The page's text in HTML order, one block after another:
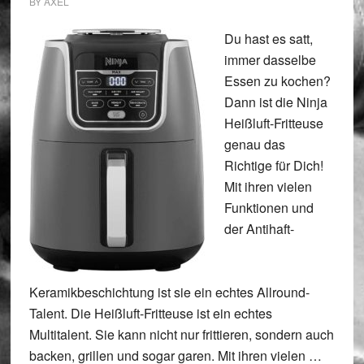
Du hast es satt,
immer dasselbe
Essen zu kochen?
Dann ist die Ninja
Heißluft-Fritteuse
genau das
Richtige für Dich!
Mit ihren vielen
Funktionen und
der Antihaft-
Keramikbeschichtung ist sie ein echtes Allround-
Talent. Die Heißluft-Fritteuse ist ein echtes
Multitalent. Sie kann nicht nur frittieren, sondern auch
backen, grillen und sogar garen. Mit ihren vielen …